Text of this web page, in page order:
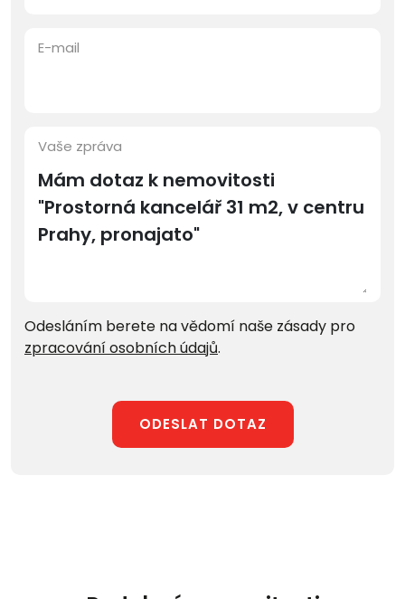
E-mail
Vaše zpráva
Odesláním berete na vědomí naše zásady pro
zpracování osobních údajů.
ODESLAT DOTAZ